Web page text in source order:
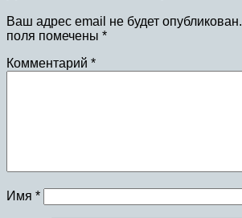
Ваш адрес email не будет опубликован.
поля помечены *
Комментарий *
Имя *